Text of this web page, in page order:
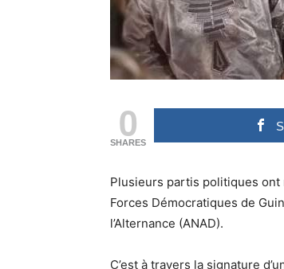
0
SHARES
Plusieurs partis politiques ont
Forces Démocratiques de
l’Alternance (ANAD).
C’est à travers la signature